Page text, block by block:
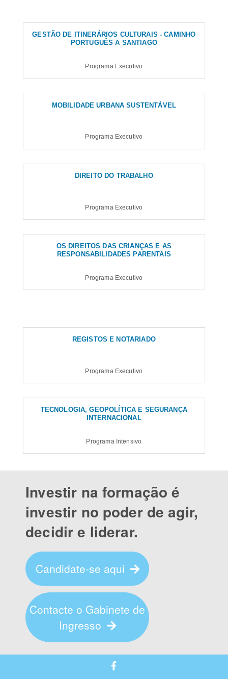
GESTÃO DE ITINERÁRIOS CULTURAIS - CAMINHO
PORTUGUÊS A SANTIAGO
Programa Executivo
MOBILIDADE URBANA SUSTENTÁVEL
Programa Executivo
DIREITO DO TRABALHO
Programa Executivo
OS DIREITOS DAS CRIANÇAS E AS
RESPONSABILIDADES PARENTAIS
Programa Executivo
REGISTOS E NOTARIADO
Programa Executivo
TECNOLOGIA, GEOPOLÍTICA E SEGURANÇA
INTERNACIONAL
Programa Intensivo
Investir na formação é
investir no poder de agir,
decidir e liderar.
Candidate-se aqui
Contacte o Gabinete de
Ingresso